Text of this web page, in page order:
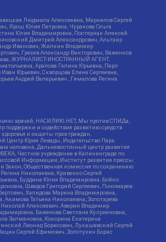
Людмила Алексеевна, Маркелов Сергей
Ярош Юлия Петровна, Чуракова Ольга
Юлия Владимировна, Постернак Алексей
Дмитрий Александрович, Альтаир
Иванович, Жилкин Владимир
Грезев Александр Викторович, Важенков
права, ЖУРНАЛИСТ-ИНОСТРАННЫЙ АГЕНТ,
Арапова Галина Юрьевна, Перл
Юрьевич, Скворцова Елена Сергеевна,
Андрей Валерьевич , Гималова Регина
врачей, НАСИЛИЮ.НЕТ, Мы против СПИДа,
поддержки и содействия развитию средств
и защиты прав граждан,
Центр Юрия Левады, Издательство Парк
человека, Дальневосточный центр развития
Частное учреждение в Калининграде по
Информации, Институт развития прессы
Закон, Общественная комиссия по сохранению
Николаевна, Кривенко Сергей
Бурдина Юлия Владимировна, Бойко
Шведов Григорий Сергеевич, Пономарев
Халидова Марина Владимировна,
Татьяна Николаевна, Золотарева
Николай Алексеевич, Аверин Владимир
Баженова Светлана Куприяновна,
Залмановна, Кокорина Екатерина
Леонид Борисович, Лукашевский Сергей
Сергей Ефимович, Золотухин Борис